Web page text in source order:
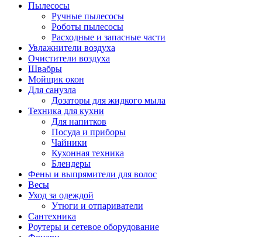
Пылесосы
Ручные пылесосы
Роботы пылесосы
Расходные и запасные части
Увлажнители воздуха
Очистители воздуха
Швабры
Мойщик окон
Для санузла
Дозаторы для жидкого мыла
Техника для кухни
Для напитков
Посуда и приборы
Чайники
Кухонная техника
Блендеры
Фены и выпрямители для волос
Весы
Уход за одеждой
Утюги и отпариватели
Сантехника
Роутеры и сетевое оборудование